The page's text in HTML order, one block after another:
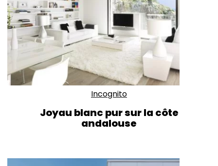
Incognito
Joyau blanc pur sur la côte
andalouse